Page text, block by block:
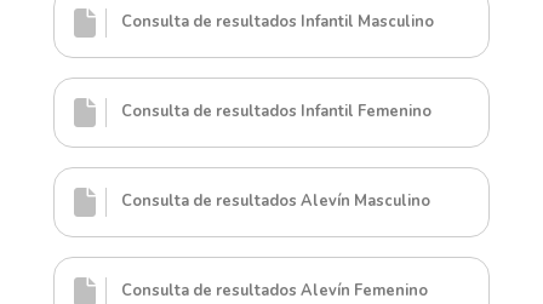
Consulta de resultados Infantil Masculino
Consulta de resultados Infantil Femenino
Consulta de resultados Alevín Masculino
Consulta de resultados Alevín Femenino